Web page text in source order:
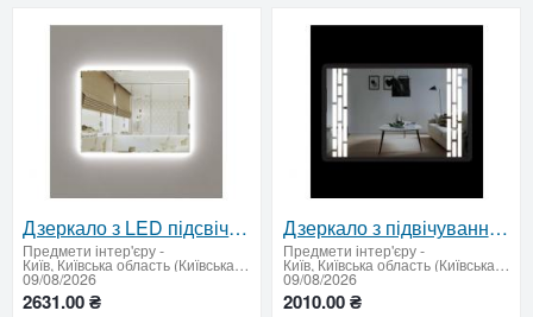
Дзеркало з LED підсвічуванням 600 х 800 мм
Предмети інтер'єру-
Київ, Київська область (Київська область - продати купити)
09/08/2026
2631.00 ₴
Дзеркало з підвічуванням 500х800мм
Предмети інтер'єру-
Київ, Київська область (Київська область - продати купити)
09/08/2026
2010.00 ₴